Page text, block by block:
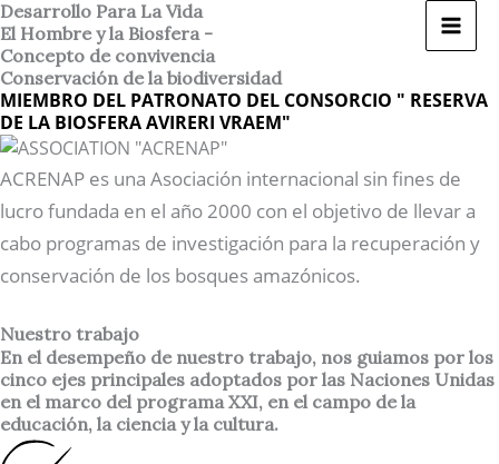
Ir
al
contenido
Desarrollo Para La Vida
El Hombre y la Biosfera -
Concepto de convivencia
Conservación de la biodiversidad
MIEMBRO DEL PATRONATO DEL CONSORCIO " RESERVA
DE LA BIOSFERA AVIRERI VRAEM"
ACRENAP es una Asociación internacional sin fines de
lucro fundada en el año 2000 con el objetivo de llevar a
cabo programas de investigación para la recuperación y
conservación de los bosques amazónicos.
Nuestro trabajo
En el desempeño de nuestro trabajo, nos guiamos por los
cinco ejes principales adoptados por las Naciones Unidas
en el marco del programa XXI, en el campo de la
educación, la ciencia y la cultura.